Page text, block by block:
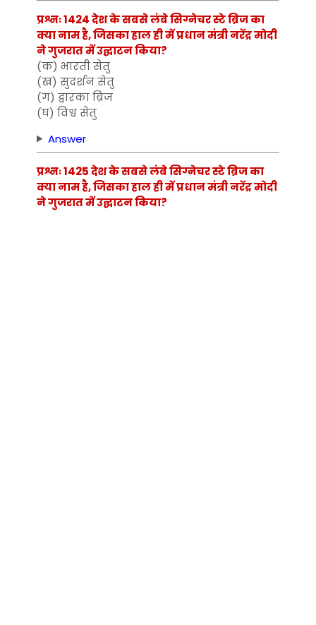
प्रश्नः 1424 देश के सबसे लंबे सिग्नेचर स्टे ब्रिज का
क्या नाम है, जिसका हाल ही में प्रधान मंत्री नरेंद्र मोदी
ने गुजरात में उद्घाटन किया?
(क) भारती सेतु
(ख) सुदर्शन सेतु
(ग) द्वारका ब्रिज
(घ) विश्व सेतु
Answer
प्रश्नः 1425 देश के सबसे लंबे सिग्नेचर स्टे ब्रिज का
क्या नाम है, जिसका हाल ही में प्रधान मंत्री नरेंद्र मोदी
ने गुजरात में उद्घाटन किया?